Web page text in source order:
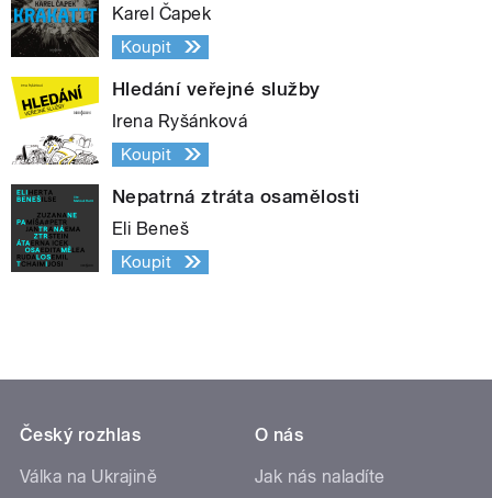
Karel Čapek
Koupit
Hledání veřejné služby
Irena Ryšánková
Koupit
Nepatrná ztráta osamělosti
Eli Beneš
Koupit
Český rozhlas
Válka na Ukrajině
O nás
Jak nás naladíte